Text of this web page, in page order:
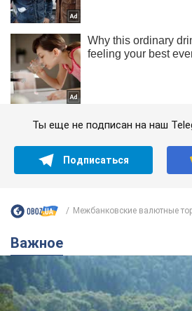
Ты еще не подписан на наш
Подписаться
Межбанковские валютные
Важное